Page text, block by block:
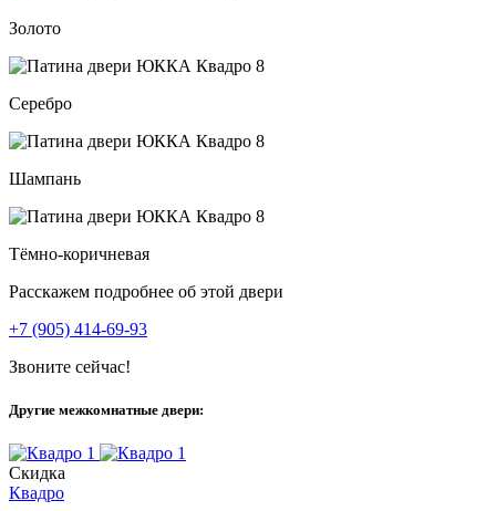
Золото
Серебро
Шампань
Тёмно-коричневая
Расскажем подробнее об этой двери
+7 (905) 414-69-93
Звоните сейчас!
Другие межкомнатные двери:
Скидка
Квадро